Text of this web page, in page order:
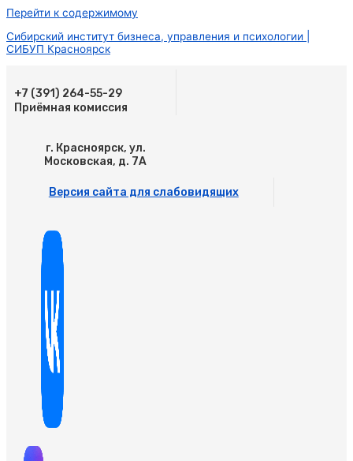
Перейти к содержимому
Сибирский институт бизнеса, управления и психологии |
СИБУП Красноярск
+7 (391) 264-55-29
Приёмная комиссия
г. Красноярск, ул.
Московская, д. 7А
Версия сайта для слабовидящих